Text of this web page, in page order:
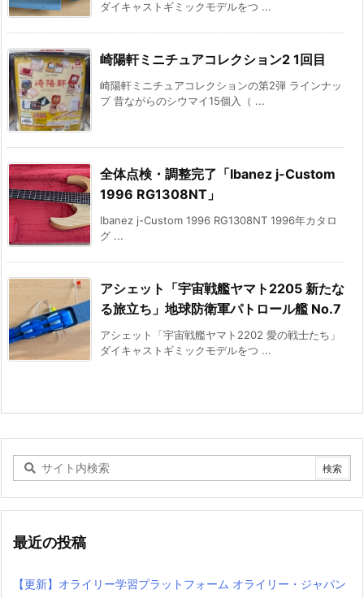
ダイキャストギミックモデルをつ ...
崎陽軒ミニチュアコレクション2 1回目
崎陽軒ミニチュアコレクションの第2弾 ラインナッ
プ 昔ながらのシウマイ15個入（ ...
全体点検・調整完了「Ibanez j-Custom
1996 RG1308NT」
Ibanez j-Custom 1996 RG1308NT 1996年カタロ
グ ...
アシェット「宇宙戦艦ヤマト2205 新たな
る旅立ち」地球防衛軍パトロール艦 No.7
アシェット「宇宙戦艦ヤマト2202 愛の戦士たち」
ダイキャストギミックモデルをつ ...
最近の投稿
【更新】オライリー学習プラットフォーム オライリー・ジャパン